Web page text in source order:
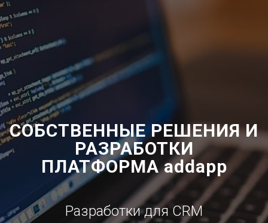
СОБСТВЕННЫЕ РЕШЕНИЯ И
РАЗРАБОТКИ
ПЛАТФОРМА addapp
Разработки для CRM